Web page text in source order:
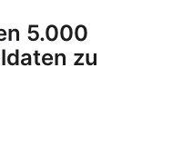
5.000
zu